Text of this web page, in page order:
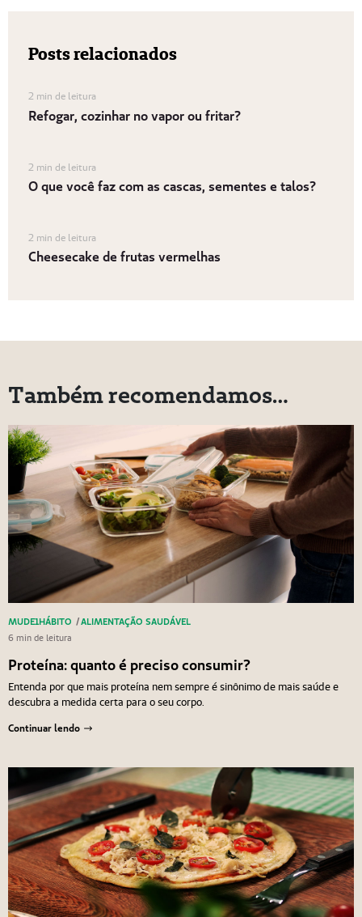
Posts relacionados
2 min de leitura
Refogar, cozinhar no vapor ou fritar?
2 min de leitura
O que você faz com as cascas, sementes e talos?
2 min de leitura
Cheesecake de frutas vermelhas
Também recomendamos…
MUDE1HÁBITO /ALIMENTAÇÃO SAUDÁVEL
6 min de leitura
Proteína: quanto é preciso consumir?
Entenda por que mais proteína nem sempre é sinônimo de mais saúde e
descubra a medida certa para o seu corpo.
Continuar lendo